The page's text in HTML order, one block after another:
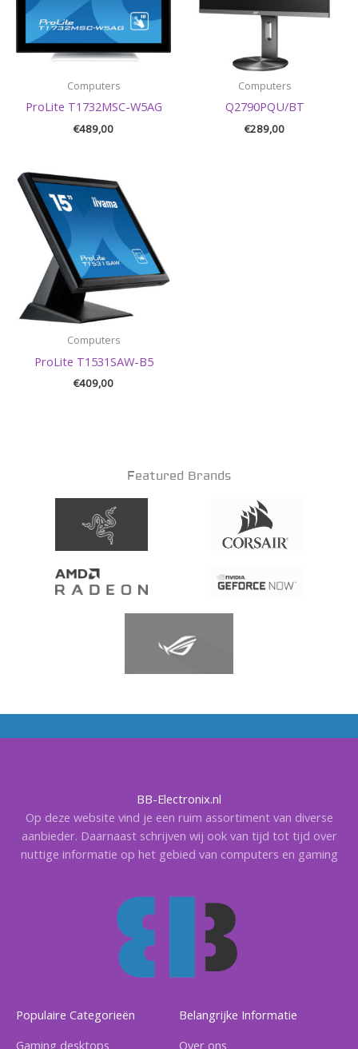
Computers
ProLite T1732MSC-W5AG
€489,00
Computers
Q2790PQU/BT
€289,00
Computers
ProLite T1531SAW-B5
€409,00
Featured Brands
BB-Electronix.nl
Op deze website vind je een ruim assortiment van diverse
aanbieder. Daarnaast schrijven wij ook van tijd tot tijd over
nuttige informatie op het gebied van computers en gaming
Populaire Categorieën
Gaming desktops
Belangrijke Informatie
Over ons